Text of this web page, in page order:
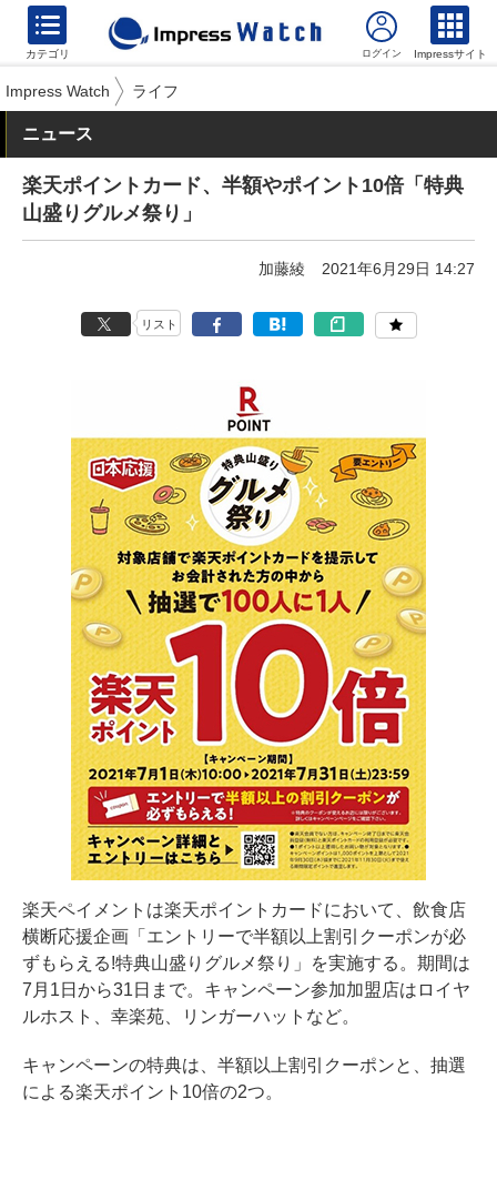
カテゴリ Impressサイト
Impress Watch ライフ
ニュース
楽天ポイントカード、半額やポイント10倍「特典
山盛りグルメ祭り」
加藤綾 2021年6月29日 14:27
リスト
楽天ペイメントは楽天ポイントカードにおいて、飲食店
横断応援企画「エントリーで半額以上割引クーポンが必
ずもらえる!特典山盛りグルメ祭り」を実施する。期間は
7月1日から31日まで。キャンペーン参加加盟店はロイヤ
ルホスト、幸楽苑、リンガーハットなど。
キャンペーンの特典は、半額以上割引クーポンと、抽選
による楽天ポイント10倍の2つ。